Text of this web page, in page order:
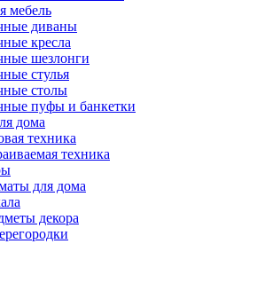
мебель
диваны
кресла
шезлонги
стулья
столы
пуфы и банкетки
дома
техника
техника
для дома
декора